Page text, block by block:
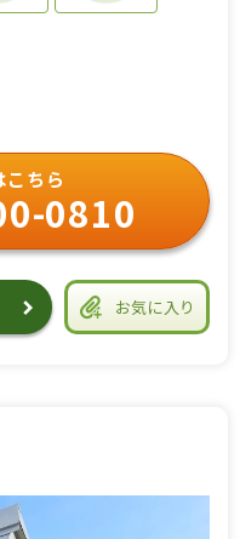
お気に入り
こちら
0810